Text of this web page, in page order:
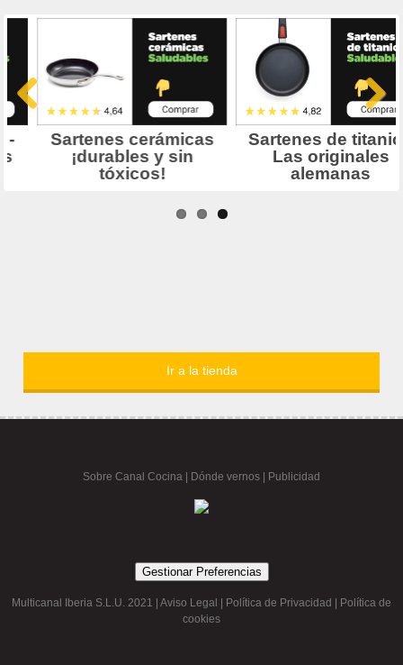
Ir a la tienda
Sobre Canal Cocina Dónde vernos | Publicidad
Gestionar Preferencias
Multicanal Iberia S.L.U. 2021 | Aviso Legal Política de Privacidad
Política de
cookies